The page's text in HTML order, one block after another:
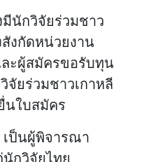
นักวิจัยร่วมชาว
สังกัดหน่วยงาน
ะผู้สมัครขอรับทุน
จัยร่วมชาวเกาหลี
นใบสมัคร
เป็นผู้พิจารณา
กวิจัยไทย